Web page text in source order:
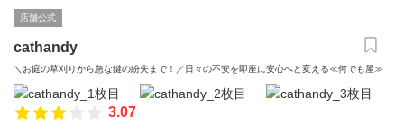
店舗公式
cathandy
＼お庭の草刈りから急な鍵の紛失まで！／日々の不安を即座に安心へと変える≪何でも屋≫
3.07